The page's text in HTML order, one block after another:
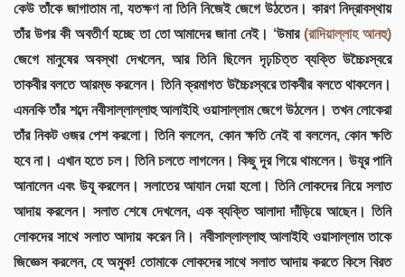
কেউ তাঁকে জাগাতাম না, যতক্ষণ না তিনি নিজেই জেগে উঠতেন। কারণ নিদ্রাবস্থায়
তাঁর উপর কী অবতীর্ণ হচ্ছে তা তো আমাদের জানা নেই। ‘উমার(রাদিয়াল্লাহ আনহু)
জেগে মানুষের অবস্থা দেখলেন, আর তিনি ছিলেন দৃঢ়চিত্ত ব্যক্তি উচ্চৈঃস্বরে
তাকবীর বলতে আরম্ভ করলেন। তিনি ক্রমাগত উচ্চৈঃস্বরে তাকবীর বলতে থাকলেন।
এমনকি তাঁর শব্দে নবীসাল্লাল্লাহু আলাইহি ওয়াসাল্লাম জেগে উঠলেন। তখন লোকেরা
তাঁর নিকট ওজর পেশ করলো। তিনি বললেন, কোন ক্ষতি নেই বা বললেন, কোন ক্ষতি
হবে না। এখান হতে চল। তিনি চলতে লাগলেন। কিছু দূর গিয়ে থামলেন। উযূর পানি
আনালেন এবং উযূ করলেন। সলাতের আযান দেয়া হলো। তিনি লোকদের নিয়ে সলাত
আদায় করলেন। সলাত শেষে দেখলেন, এক ব্যক্তি আলাদা দাঁড়িয়ে আছেন। তিনি
লোকদের সাথে সলাত আদায় করেন নি। নবীসাল্লাল্লাহু আলাইহি ওয়াসাল্লাম তাকে
জিজ্ঞেস করলেন, হে অমুক! তোমাকে লোকদের সাথে সলাত আদায় করতে কিসে বিরত